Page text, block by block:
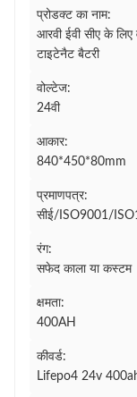
प्रोडक्ट का नाम:
आरवी ईवी सीए के
टाइटेनैट बैटरी
वोल्टेज:
24वी
आकार:
840*450*80mm
प्रमाणपत्र:
सीई/ISO9001/
रंग:
सफेद काला या कस्टम
क्षमता:
400AH
कीवर्ड:
Lifepo4 24v